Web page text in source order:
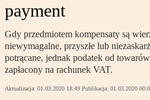
payment
Gdy przedmiotem kompensaty są
niewymagalne, przyszłe lub
potrącane, jednak podatek od
zapłacony na rachunek VAT.
Aktualizacja: 01.03.2020 18:49 Publikacja: 01.03.2020